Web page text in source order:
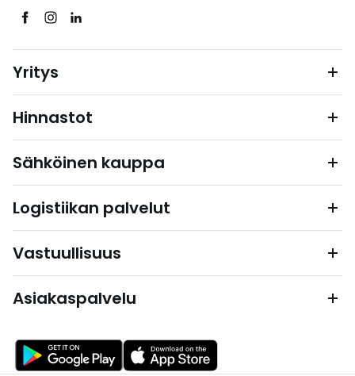
Yritys
Hinnastot
Sähköinen kauppa
Logistiikan palvelut
Vastuullisuus
Asiakaspalvelu